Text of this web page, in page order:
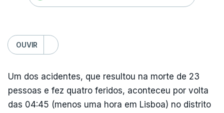
OUVIR
Um dos acidentes, que resultou na morte de 23
pessoas e fez quatro feridos, aconteceu por volta
das 04:45 (menos uma hora em Lisboa) no distrito